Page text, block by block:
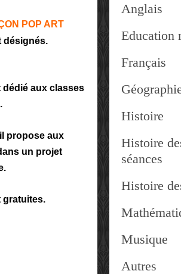
POP ART
désignés.
aux classes
propose aux
un projet
gratuites.
Anglais
Education
Français
Histoire
Histoire
séances
Histoire
Musique
Autres